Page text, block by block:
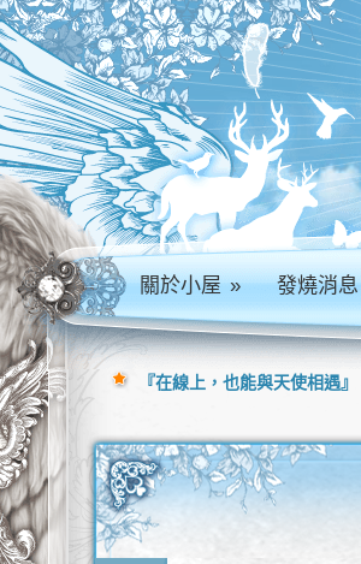
關於小屋» 發燒消息
『在線上，也能與天使相遇』